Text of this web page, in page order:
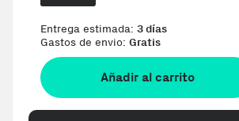
Entrega estimada: 3 días
Gastos de envio: Gratis
Añadir al carrito